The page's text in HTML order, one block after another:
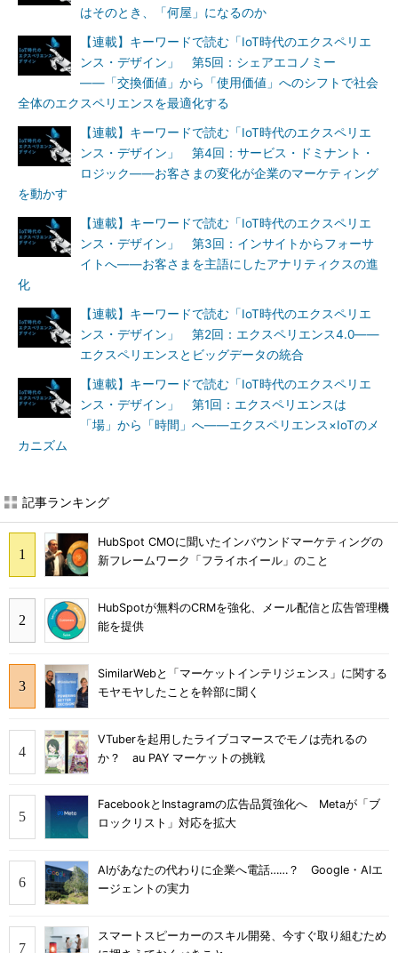
はそのとき、「何屋」になるのか
【連載】キーワードで読む「IoT時代のエクスペリエ
ンス・デザイン」 第5回：シェアエコノミー
――「交換価値」から「使用価値」へのシフトで社会
全体のエクスペリエンスを最適化する
【連載】キーワードで読む「IoT時代のエクスペリエ
ンス・デザイン」 第4回：サービス・ドミナント・
ロジック――お客さまの変化が企業のマーケティング
を動かす
【連載】キーワードで読む「IoT時代のエクスペリエ
ンス・デザイン」 第3回：インサイトからフォーサ
イトへ――お客さまを主語にしたアナリティクスの進
化
【連載】キーワードで読む「IoT時代のエクスペリエ
ンス・デザイン」 第2回：エクスペリエンス4.0――
エクスペリエンスとビッグデータの統合
【連載】キーワードで読む「IoT時代のエクスペリエ
ンス・デザイン」 第1回：エクスペリエンスは
「場」から「時間」へ――エクスペリエンス×IoTのメ
カニズム
記事ランキング
HubSpot CMOに聞いたインバウンドマーケティングの
新フレームワーク「フライホイール」のこと
HubSpotが無料のCRMを強化、メール配信と広告管理機
能を提供
SimilarWebと「マーケットインテリジェンス」に関する
モヤモヤしたことを幹部に聞く
VTuberを起用したライブコマースでモノは売れるの
か？ au PAY マーケットの挑戦
FacebookとInstagramの広告品質強化へ Metaが「ブ
ロックリスト」対応を拡大
AIがあなたの代わりに企業へ電話……？ Google・AIエ
ージェントの実力
スマートスピーカーのスキル開発、今すぐ取り組むため